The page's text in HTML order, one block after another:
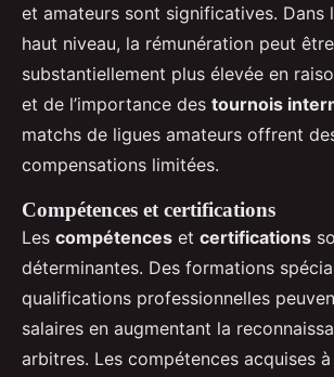
et amateurs sont significatives. Dans
haut niveau, la rémunération peut être
substantiellement plus élevée en
et de l’importance des tournois
matchs de ligues amateurs offrent
compensations limitées.
Compétences et certifications
Les compétences et certifications
déterminantes. Des formations
qualifications professionnelles
salaires en augmentant la
arbitres. Les compétences acquises